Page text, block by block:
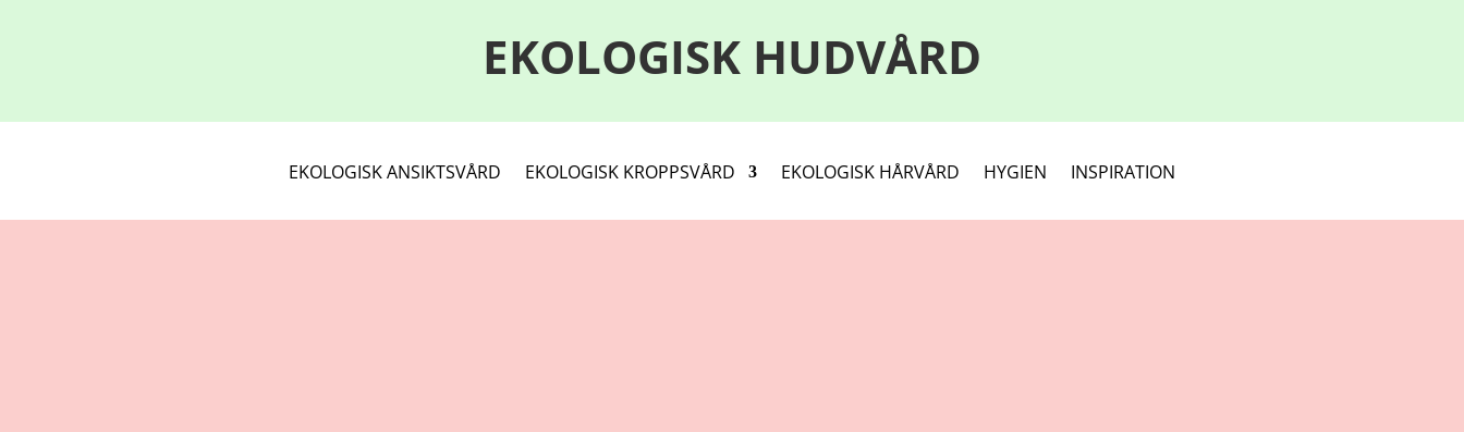
EKOLOGISK HUDVÅRD
EKOLOGISK ANSIKTSVÅRD EKOLOGISK KROPPSVÅRD EKOLOGISK HÅRVÅRD HYGIEN INSPIRATION